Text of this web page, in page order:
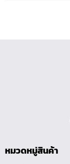
หมวดหมู่สินค้า